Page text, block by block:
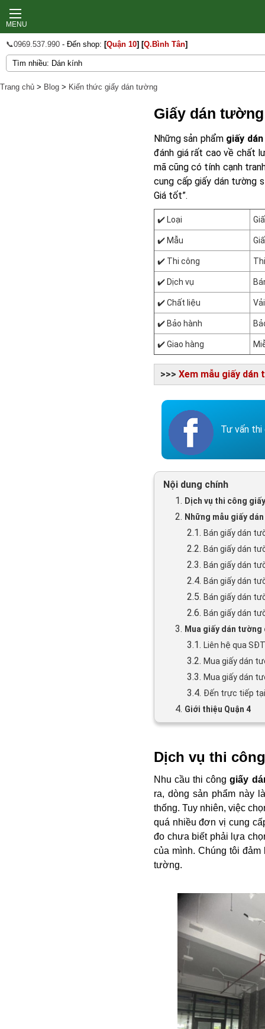
MENU
📞0969.537.990 - Đến shop: [Quận 10] [Q.Bình Tân]
Trang chủ > Blog > Kiến thức giấy dán tường
Giấy dán
Những sản phẩm giấy
đánh giá rất cao về chất
mã cũng có tính cạnh
cung cấp giấy dán tường
Giá tốt”.
✔️ Loại
✔️ Mẫu
✔️ Thi công
✔️ Dịch vụ
✔️ Chất liệu
✔️ Bảo hành
✔️ Giao hàng
>>> Xem mẫu giấy
Tư vấn thi
Nội dung chính
1. Dịch vụ thi công
2. Những mẫu giấy
2.1. Bán giấy dán
2.2. Bán giấy dán
2.3. Bán giấy dán
2.4. Bán giấy dán
2.5. Bán giấy dán
2.6. Bán giấy dán
3. Mua giấy dán tường
3.1. Liên hệ qua
3.2. Mua giấy dán
3.3. Mua giấy dán
3.4. Đến trực tiếp
4. Giới thiệu Quận 4
Dịch vụ thi
Nhu cầu thi cônggiấy
ra, dòng sản phẩm này
thống. Tuy nhiên, việc
quá nhiều đơn vị cung
đo chưa biết phải lựa
của mình. Chúng tôi
tường.